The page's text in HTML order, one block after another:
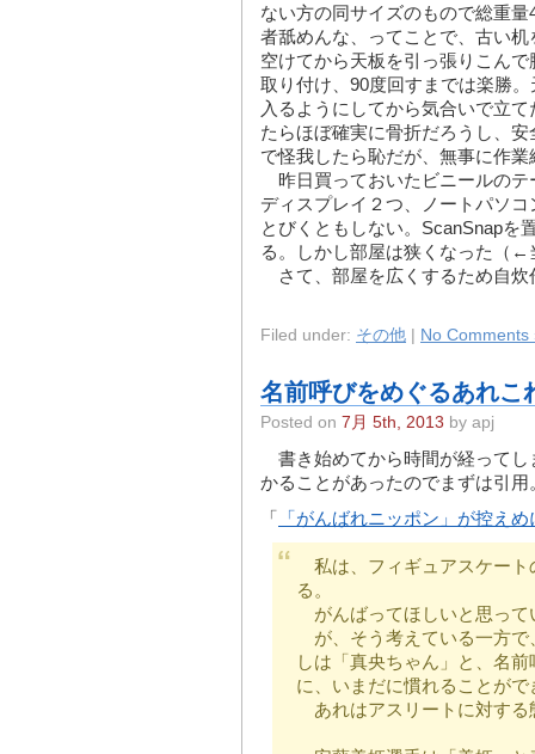
ない方の同サイズのもので総重
者舐めんな、ってことで、古い
空けてから天板を引っ張りこん
取り付け、90度回すまでは楽勝
入るようにしてから気合いで立
たらほぼ確実に骨折だろうし、
で怪我したら恥だが、無事に作業
昨日買っておいたビニールのテ
ディスプレイ２つ、ノートパソ
とびくともしない。ScanSnapを
る。しかし部屋は狭くなった（←
さて、部屋を広くするため自
Filed under: その他 No Comments
名前呼びをめぐるあれこ
Posted on 7月 5th, 2013 by apj
書き始めてから時間が経ってし
かることがあったのでまずは引用
「 「がんばれニッポン」が控え
私は、フィギュアスケート
る。
がんばってほしいと思って
が、そう考えている一方で
しは「真央ちゃん」と、名
に、いまだに慣れることが
あれはアスリートに対する